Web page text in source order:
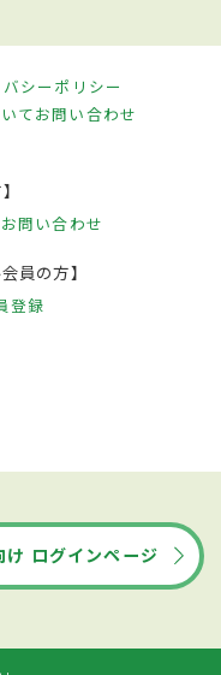
シーポリシー
てお問い合わせ
お問い合わせ
員の方】
登録
け ログインページ